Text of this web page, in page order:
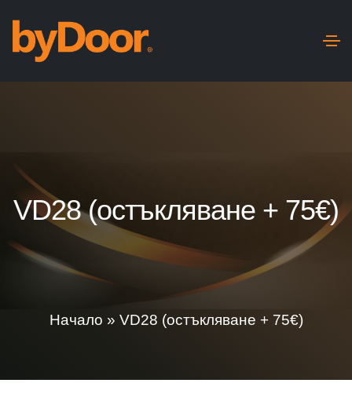
VD28 (остъкляване + 75€)
Начало » VD28 (остъкляване + 75€)